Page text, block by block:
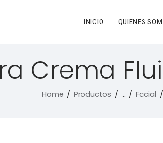
INICIO QUIENES
Crema
Home Productos ... Facial